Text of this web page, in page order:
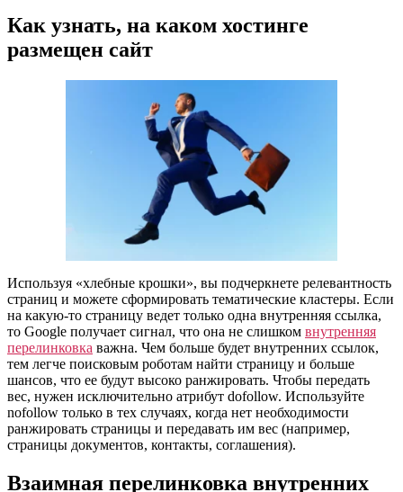
Как узнать, на каком хостинге
размещен сайт
Используя «хлебные крошки», вы подчеркнете релевантность
страниц и можете сформировать тематические кластеры. Если
на какую-то страницу ведет только одна внутренняя ссылка,
то Google получает сигнал, что она не слишком внутренняя
перелинковка важна. Чем больше будет внутренних ссылок,
тем легче поисковым роботам найти страницу и больше
шансов, что ее будут высоко ранжировать. Чтобы передать
вес, нужен исключительно атрибут dofollow. Используйте
nofollow только в тех случаях, когда нет необходимости
ранжировать страницы и передавать им вес (например,
страницы документов, контакты, соглашения).
Взаимная перелинковка внутренних